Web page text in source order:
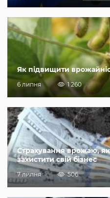
Як підвищити
6 липня 1 260
Страхування врожаю,
захистити свій бізнес
7 липня 506